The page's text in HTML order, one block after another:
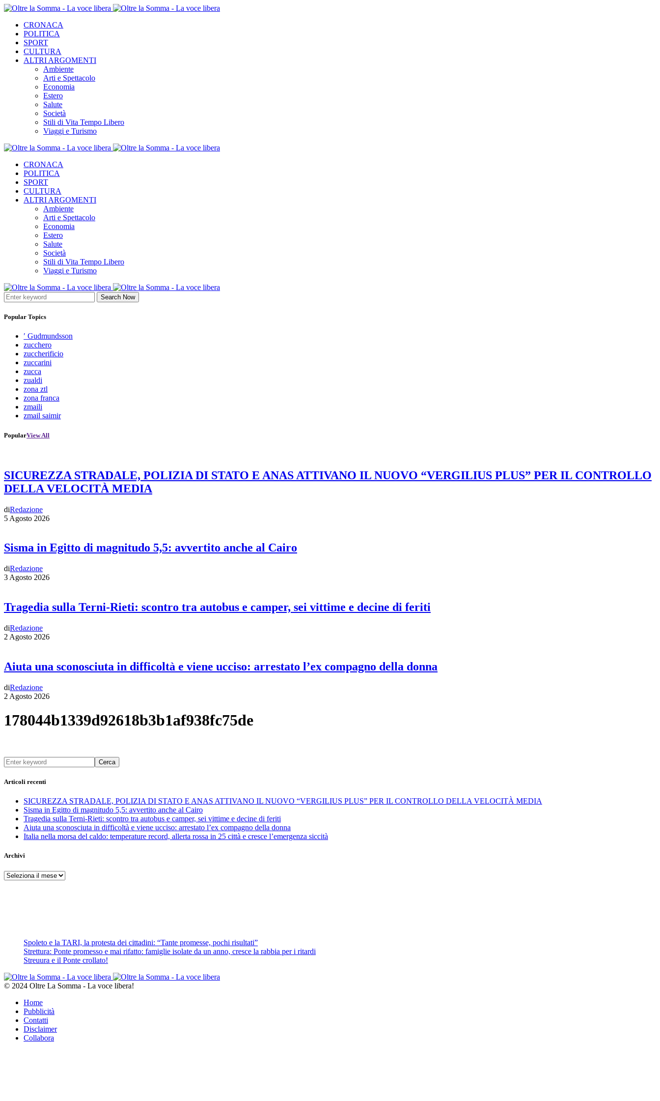
CRONACA
POLITICA
SPORT
CULTURA
ALTRI ARGOMENTI
Ambiente
Arti e Spettacolo
Economia
Estero
Salute
Società
Stili di Vita Tempo Libero
Viaggi e Turismo
CRONACA
POLITICA
SPORT
CULTURA
ALTRI ARGOMENTI
Ambiente
Arti e Spettacolo
Economia
Estero
Salute
Società
Stili di Vita Tempo Libero
Viaggi e Turismo
Search Now
Popular Topics
′ Gudmundsson
zucchero
zuccherificio
zuccarini
zucca
zualdi
zona ztl
zona franca
zmaili
zmail saimir
PopularView All
SICUREZZA STRADALE, POLIZIA DI STATO E ANAS ATTIVANO IL NUOVO “VERGILIUS PLUS” PER IL CONTROLLO
DELLA VELOCITÀ MEDIA
diRedazione
5 Agosto 2026
Sisma in Egitto di magnitudo 5,5: avvertito anche al Cairo
diRedazione
3 Agosto 2026
Tragedia sulla Terni-Rieti: scontro tra autobus e camper, sei vittime e decine di feriti
diRedazione
2 Agosto 2026
Aiuta una sconosciuta in difficoltà e viene ucciso: arrestato l’ex compagno della donna
diRedazione
2 Agosto 2026
178044b1339d92618b3b1af938fc75de
Cerca
Articoli recenti
SICUREZZA STRADALE, POLIZIA DI STATO E ANAS ATTIVANO IL NUOVO “VERGILIUS PLUS” PER IL CONTROLLO DELLA VELOCITÀ MEDIA
Sisma in Egitto di magnitudo 5,5: avvertito anche al Cairo
Tragedia sulla Terni-Rieti: scontro tra autobus e camper, sei vittime e decine di feriti
Aiuta una sconosciuta in difficoltà e viene ucciso: arrestato l’ex compagno della donna
Italia nella morsa del caldo: temperature record, allerta rossa in 25 città e cresce l’emergenza siccità
Archivi
Archivi
Spoleto e la TARI, la protesta dei cittadini: “Tante promesse, pochi risultati”
Strettura: Ponte promesso e mai rifatto: famiglie isolate da un anno, cresce la rabbia per i ritardi
Streuura e il Ponte crollato!
© 2024 Oltre La Somma - La voce libera!
Home
Pubblicità
Contatti
Disclaimer
Collabora